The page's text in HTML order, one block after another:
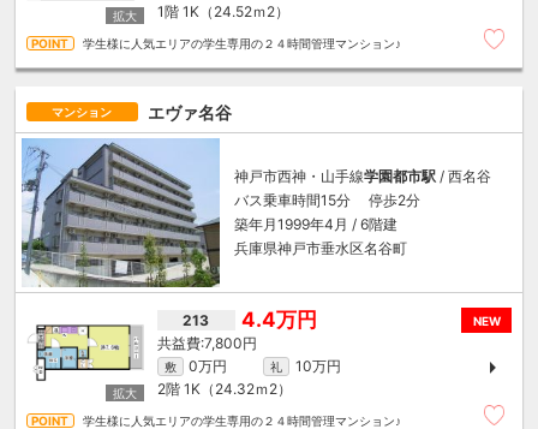
1階 1K（24.52ｍ 2）
学生様に人気エリアの学生専用の２４時間管理マンション♪
マンション エヴァ名谷
神戸市西神・山手線学園都市駅 / 西名谷
バス乗車時間15分 停歩2分
築年月1999年4月 / 6階建
兵庫県神戸市垂水区名谷町
NEW
213 4.4万円
7,800円
敷 0万円 礼
10万円
2階 1K（24.32ｍ 2）
学生様に人気エリアの学生専用の２４時間管理マンション♪